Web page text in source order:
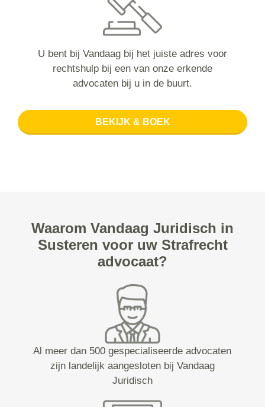
U bent bij Vandaag bij het juiste adres voor
rechtshulp bij een van onze erkende
advocaten bij u in de buurt.
BEKIJK & BOEK
Waarom Vandaag Juridisch in
Susteren voor uw Strafrecht
advocaat?
Al meer dan 500 gespecialiseerde advocaten
zijn landelijk aangesloten bij Vandaag
Juridisch